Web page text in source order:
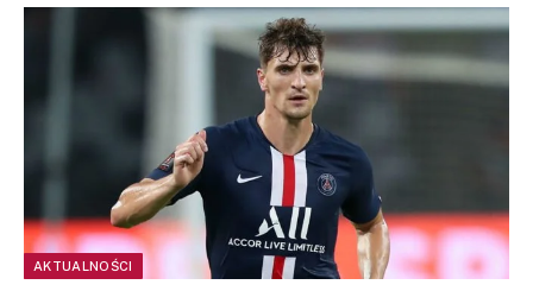
AKTUALNOŚCI